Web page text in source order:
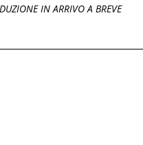
IN ARRIVO A BREVE